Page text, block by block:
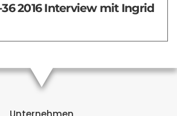
36 2016 Interview mit Ingrid